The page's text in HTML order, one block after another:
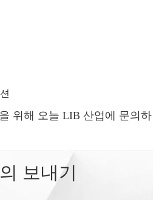
위해 오늘 LIB 산업에 문의하
보내기